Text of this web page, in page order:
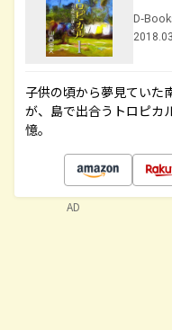
D-
子供の頃から夢見ていた
が、島で出合うトロピカ
憶。
AD